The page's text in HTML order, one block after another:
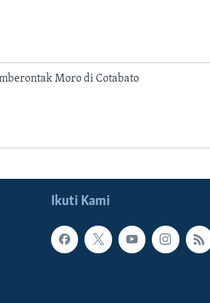
Moro di Cotabato
Ikuti Kami